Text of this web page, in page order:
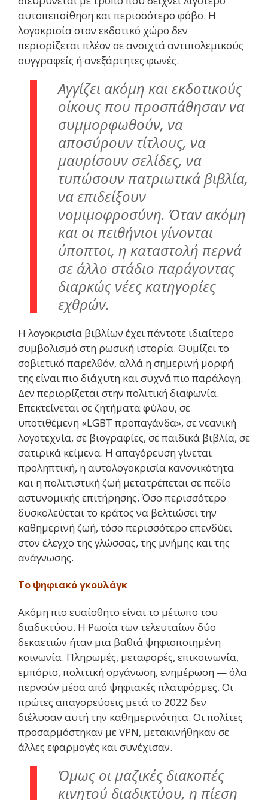
αυτοπεποίθηση και περισσότερο φόβο. Η
λογοκρισία στον εκδοτικό χώρο δεν
περιορίζεται πλέον σε ανοιχτά αντιπολεμικούς
συγγραφείς ή ανεξάρτητες φωνές.
Αγγίζει ακόμη και εκδοτικούς
οίκους που προσπάθησαν να
συμμορφωθούν, να
αποσύρουν τίτλους, να
μαυρίσουν σελίδες, να
τυπώσουν πατριωτικά βιβλία,
να επιδείξουν
νομιμοφροσύνη. Όταν ακόμη
και οι πειθήνιοι γίνονται
ύποπτοι, η καταστολή περνά
σε άλλο στάδιο παράγοντας
διαρκώς νέες κατηγορίες
εχθρών.
Η λογοκρισία βιβλίων έχει πάντοτε ιδιαίτερο
συμβολισμό στη ρωσική ιστορία. Θυμίζει το
σοβιετικό παρελθόν, αλλά η σημερινή μορφή
της είναι πιο διάχυτη και συχνά πιο παράλογη.
Δεν περιορίζεται στην πολιτική διαφωνία.
Επεκτείνεται σε ζητήματα φύλου, σε
υποτιθέμενη «LGBT προπαγάνδα», σε νεανική
λογοτεχνία, σε βιογραφίες, σε παιδικά βιβλία, σε
σατιρικά κείμενα. Η απαγόρευση γίνεται
προληπτική, η αυτολογοκρισία κανονικότητα
και η πολιτιστική ζωή μετατρέπεται σε πεδίο
αστυνομικής επιτήρησης. Όσο περισσότερο
δυσκολεύεται το κράτος να βελτιώσει την
καθημερινή ζωή, τόσο περισσότερο επενδύει
στον έλεγχο της γλώσσας, της μνήμης και της
ανάγνωσης.
Το ψηφιακό γκουλάγκ
Ακόμη πιο ευαίσθητο είναι το μέτωπο του
διαδικτύου. Η Ρωσία των τελευταίων δύο
δεκαετιών ήταν μια βαθιά ψηφιοποιημένη
κοινωνία. Πληρωμές, μεταφορές, επικοινωνία,
εμπόριο, πολιτική οργάνωση, ενημέρωση — όλα
περνούν μέσα από ψηφιακές πλατφόρμες. Οι
πρώτες απαγορεύσεις μετά το 2022 δεν
διέλυσαν αυτή την καθημερινότητα. Οι πολίτες
προσαρμόστηκαν με VPN, μετακινήθηκαν σε
άλλες εφαρμογές και συνέχισαν.
Όμως οι μαζικές διακοπές
κινητού διαδικτύου, η πίεση